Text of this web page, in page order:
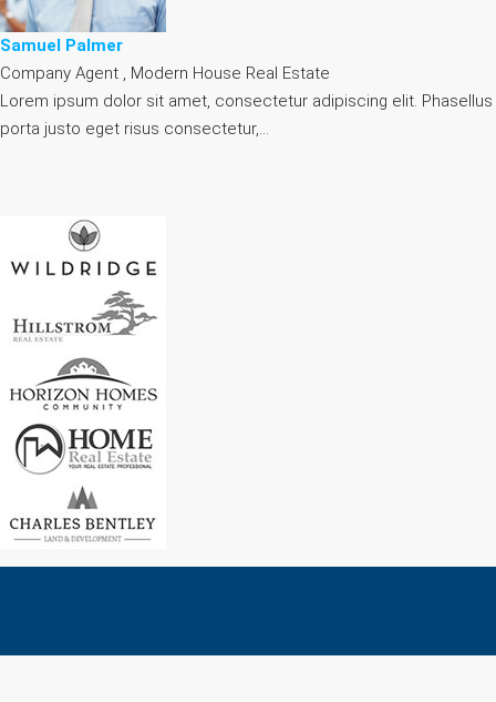
Samuel Palmer
Company Agent , Modern House Real Estate
Lorem ipsum dolor sit amet, consectetur adipiscing elit. Phasellus
porta justo eget risus consectetur,…